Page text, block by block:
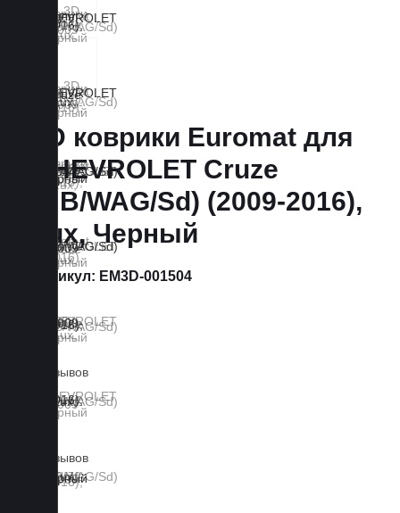
3D коврики Euromat для
CHEVROLET Cruze
(HB/WAG/Sd) (2009-2016),
Lux, Черный
Артикул: EM3D-001504
6 отзывов
0 отзывов